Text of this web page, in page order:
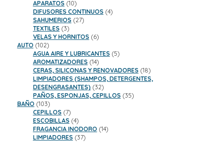
productos
APARATOS 1010
productos
DIFUSORES CONTINUOS 44
SAHUMERIOS 2727
TEXTILES 33
productos
VELAS Y HORNITOS 66
AUTO 102102
productos
AGUA AIRE Y LUBRICANTES 55
AROMATIZADORES 1414
productos
CERAS, SILICONAS Y RENOVADORES 1818
productos
LIMPIADORES (SHAMPOS, DETERGENTES,
DESENGRASANTES) 3232
productos
PAÑOS, ESPONJAS, CEPILLOS 3535
BAÑO 103103
productos
CEPILLOS 77
productos
ESCOBILLAS 44
productos
FRAGANCIA INODORO 1414
LIMPIADORES 3737